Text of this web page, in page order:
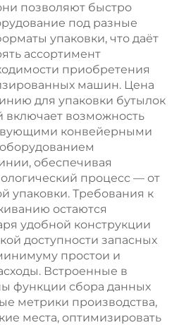
позволяют быстро
под разные
упаковки, что даёт
ассортимент
приобретения
машин. Цена
для упаковки бутылок
включает возможность
конвейерными
обеспечивая
процесс — от
упаковки. Требования к
остаются
удобной конструкции
доступности запасных
простои и
Встроенные в
функции сбора данных
метрики производства,
места, оптимизировать